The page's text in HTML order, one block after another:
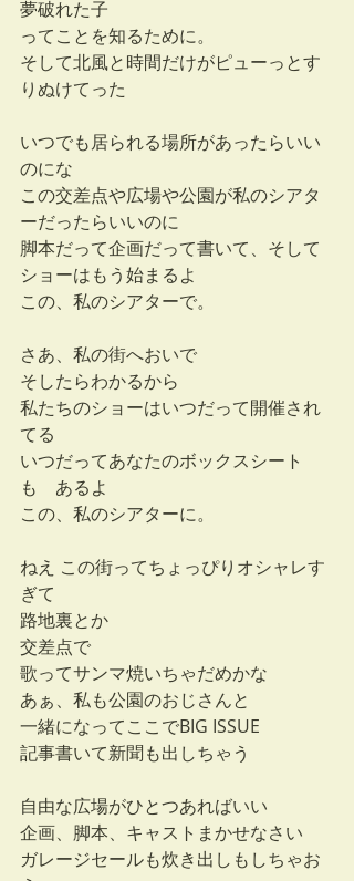
夢破れた子
ってことを知るために。
そして北風と時間だけがピューっとす
りぬけてった
いつでも居られる場所があったらいい
のにな
この交差点や広場や公園が私のシアタ
ーだったらいいのに
脚本だって企画だって書いて、そして
ショーはもう始まるよ
この、私のシアターで。
さあ、私の街へおいで
そしたらわかるから
私たちのショーはいつだって開催され
てる
いつだってあなたのボックスシート
も　あるよ
この、私のシアターに。
ねえ この街ってちょっぴりオシャレす
ぎて
路地裏とか
交差点で
歌ってサンマ焼いちゃだめかな
あぁ、私も公園のおじさんと
一緒になってここでBIG ISSUE
記事書いて新聞も出しちゃう
自由な広場がひとつあればいい
企画、脚本、キャストまかせなさい
ガレージセールも炊き出しもしちゃお